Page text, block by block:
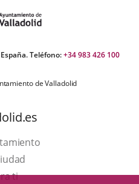
Teléfono:+34 983 426 100
de Valladolid
ti